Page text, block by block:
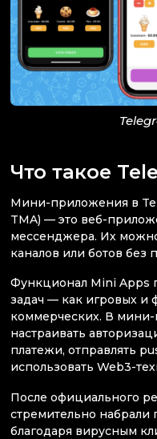
Что такое
Мини-приложения в
TMA) — это веб-
мессенджера. Их
каналов или ботов без
Функционал Mini Apps
задач — как игровых и
коммерческих. В
настраивать
платежи, отправлять
использовать Web3-
После официального
стремительно набрали
благодаря вирусным